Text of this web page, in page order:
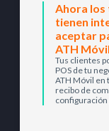
Ahora los
tienen
aceptar
ATH Móvil.
Tus clientes
POS de tu
ATH Móvil en
recibo de
configuración